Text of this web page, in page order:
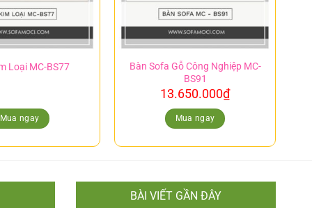
Loại MC-BS77
Mua ngay
Bàn Sofa Gỗ Công Nghiệp MC-
BS91
13.650.000₫
Mua ngay
BÀI VIẾT GẦN ĐÂY